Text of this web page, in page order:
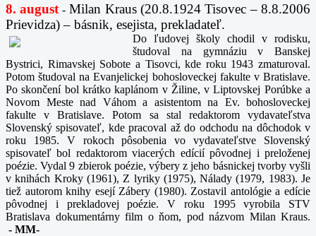
8. august -Milan Kraus (20.8.1924 Tisovec – 8.8.2006
Prievidza) – básnik, esejista, prekladateľ.
Do ľudovej školy chodil v rodisku,
študoval na gymnáziu v Banskej
Bystrici, Rimavskej Sobote a Tisovci, kde roku 1943 zmaturoval.
Potom študoval na Evanjelickej bohosloveckej fakulte v Bratislave.
Po skončení bol krátko kaplánom v Žiline, v Liptovskej Porúbke a
Novom Meste nad Váhom a asistentom na Ev. bohosloveckej
fakulte v Bratislave. Potom sa stal redaktorom vydavateľstva
Slovenský spisovateľ, kde pracoval až do odchodu na dôchodok v
roku 1985. V rokoch pôsobenia vo vydavateľstve Slovenský
spisovateľ bol redaktorom viacerých edícií pôvodnej i preloženej
poézie. Vydal 9 zbierok poézie, výbery z jeho básnickej tvorby vyšli
v knihách Kroky (1961), Z lyriky (1975), Nálady (1979, 1983). Je
tiež autorom knihy esejí Zábery (1980). Zostavil antológie a edície
pôvodnej i prekladovej poézie. V roku 1995 vyrobila STV
Bratislava dokumentárny film o ňom, pod názvom Milan Kraus.
- MM-